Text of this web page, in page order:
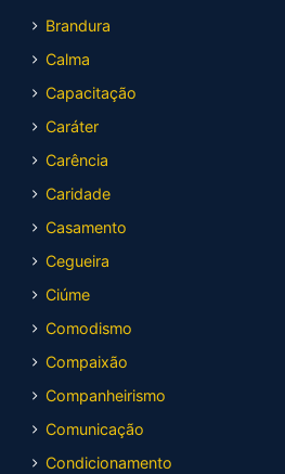
Brandura
Calma
Capacitação
Caráter
Carência
Caridade
Casamento
Cegueira
Ciúme
Comodismo
Compaixão
Companheirismo
Comunicação
Condicionamento